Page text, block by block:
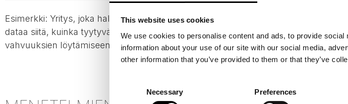
This website uses cookies
We use cookies to personalise content and ads, to provide
information about your use of our site with our social media,
other information that you’ve provided to them or that they’ve
Necessary Preferences
Esimerkki: Yritys, joka haluaa mitata asiakkaiden tyytyväisyyttä, voi käyttää CSAT-
dataa siitä, kuinka tyytyväisiä asiakkaat ovat eri palveluihin tai tuotteisiin. Tätä
vahvuuksien löytämiseen.